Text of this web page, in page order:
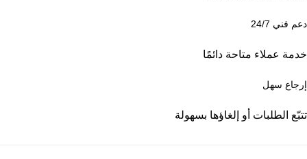
دعم فني 24/7
خدمة عملاء متاحة دائمًا
إرجاع سهل
تتبّع الطلبات أو إلغاؤها بسهولة